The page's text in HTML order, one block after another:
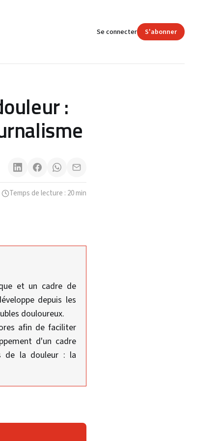
Se connecter S'abonner
:
Temps de lecture : 20 min
et un cadre de
depuis les
douloureux.
afin de faciliter
d'un cadre
de la douleur : la